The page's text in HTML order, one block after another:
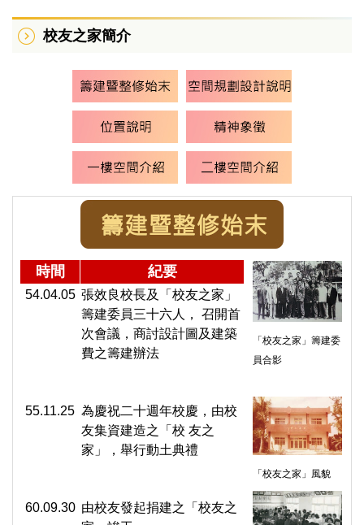
校友之家簡介
時間 紀要
「校友之家」籌建委
員合影
「校友之家」風貌
54.04.05 張效良校長及「校友之家」
籌建委員三十六人， 召開首
次會議，商討設計圖及建築
費之籌建辦法
55.11.25 為慶祝二十週年校慶，由校
友集資建造之「校 友之
家」，舉行動土典禮
60.09.30 由校友發起捐建之「校友之